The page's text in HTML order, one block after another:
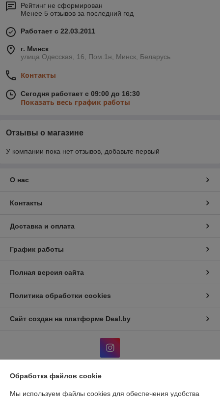
Рейтинг не сформирован
Менее 5 отзывов за последний год
Работает с 22.03.2011
г. Минск
улица Одесская, 16, Пом.1н, Минск, Беларусь
Контакты
Сегодня работает с 09:00 до 16:30
Показать весь график работы
Отзывы о магазине
У компании пока нет отзывов, добавьте первый
О нас
Контакты
Доставка и оплата
График работы
Полная версия сайта
Политика обработки cookies
Сайт создан на платформе Deal.by
Обработка файлов cookie
Мы используем файлы cookies для обеспечения удобства